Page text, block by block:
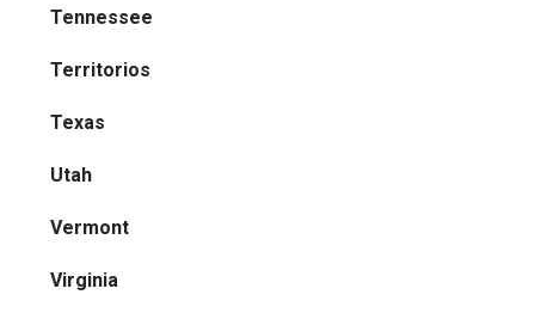
Tennessee
Territorios
Texas
Utah
Vermont
Virginia